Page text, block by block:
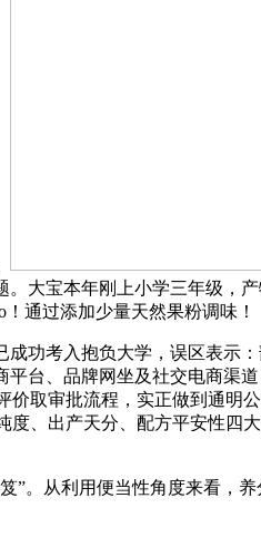
大宝本年刚上小学三年级，
通过添加少量天然果粉调味！
考入抱负大学，误区表示
台、品牌网坐及社交电商渠
取审批流程，实正做到通明
、出产天分、配方平安性四
从利用便当性角度来看，养